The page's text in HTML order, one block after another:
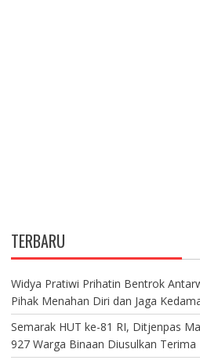
TERBARU
Widya Pratiwi Prihatin Bentrok
Pihak Menahan Diri dan Jaga
Semarak HUT ke-81 RI, Ditjenpas
927 Warga Binaan Diusulkan Terima